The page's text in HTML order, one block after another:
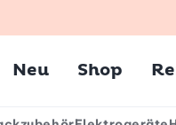
Neu Shop